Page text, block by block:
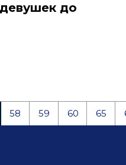
до
58 59 60 65